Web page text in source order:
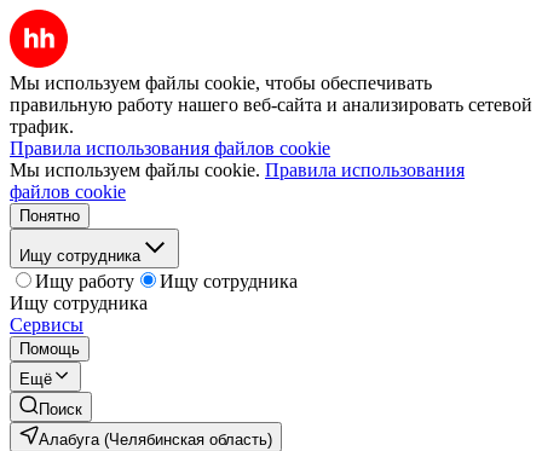
Мы используем файлы cookie, чтобы обеспечивать
правильную работу нашего веб-сайта и анализировать сетевой
трафик.
Правила использования файлов cookie
Мы используем файлы cookie. Правила использования
файлов cookie
Понятно
Ищу сотрудника
Ищу работу
Ищу сотрудника
Ищу сотрудника
Сервисы
Помощь
Ещё
Поиск
Алабуга (Челябинская область)